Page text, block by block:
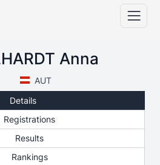
Anna
AUT
Details
Registrations
Results
Rankings